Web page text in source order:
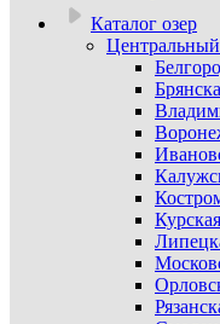
Каталог озер